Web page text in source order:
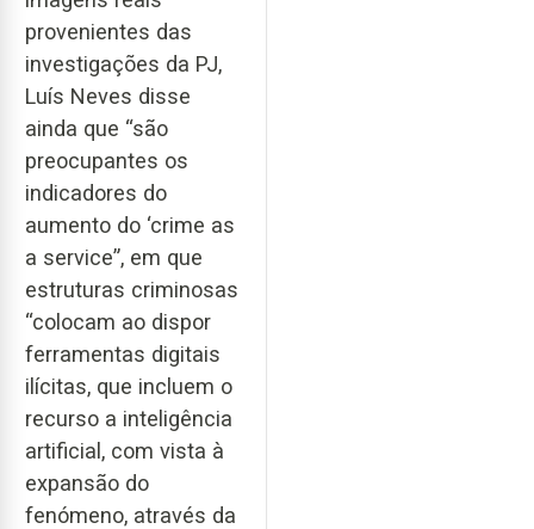
provenientes das
investigações da PJ,
Luís Neves disse
ainda que “são
preocupantes os
indicadores do
aumento do ‘crime as
a service”, em que
estruturas criminosas
“colocam ao dispor
ferramentas digitais
ilícitas, que incluem o
recurso a inteligência
artificial, com vista à
expansão do
fenómeno, através da